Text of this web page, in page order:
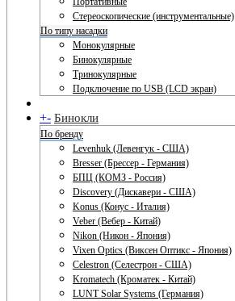
Стереоскопические (инструментальные)
По типу насадки
Монокулярные
Бинокулярные
Тринокулярные
Подключение по USB (LCD экран)
+- Бинокли
По бренду
Levenhuk (Левенгук - США)
Bresser (Брессер - Германия)
БПЦ (КОМЗ - Россия)
Discovery (Дискавери - США)
Konus (Конус - Италия)
Veber (Вебер - Китай)
Nikon (Никон - Япония)
Vixen Optics (Виксен Оптикс - Япония)
Celestron (Селестрон - США)
Kromatech (Кроматек - Китай)
LUNT Solar Systems (Германия)